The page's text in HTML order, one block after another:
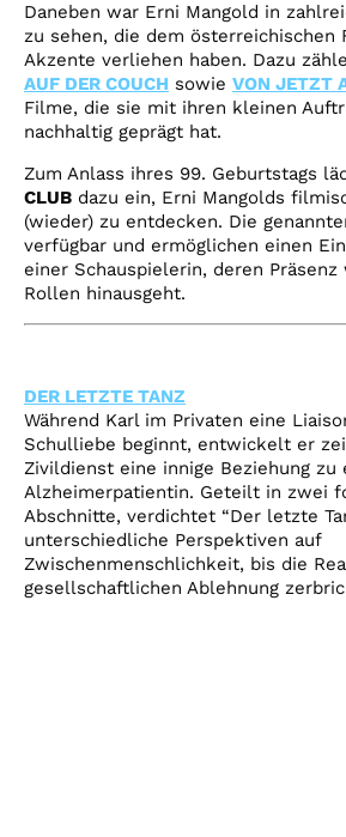
Daneben war Erni Mangold in
zu sehen, die dem österreichischen
Akzente verliehen haben. Dazu
AUF DER COUCH sowie VON JETZT
Filme, die sie mit ihren kleinen
nachhaltig geprägt hat.
Zum Anlass ihres 99. Geburtstags
CLUB dazu ein, Erni Mangolds
(wieder) zu entdecken. Die
verfügbar und ermöglichen einen
einer Schauspielerin, deren
Rollen hinausgeht.
DER LETZTE TANZ
Während Karl im Privaten eine
Schulliebe beginnt, entwickelt er
Zivildienst eine innige Beziehung zu
Alzheimerpatientin. Geteilt in zwei
Abschnitte, verdichtet “Der letzte
unterschiedliche Perspektiven auf
Zwischenmenschlichkeit, bis die
gesellschaftlichen Ablehnung